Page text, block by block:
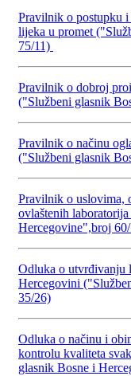
Pravilnik o postupku i
lijeka u promet
75/11)
Pravilnik o dobroj
("Službeni glasnik
Pravilnik o načinu
("Službeni glasnik
Pravilnik o uslovima,
ovlaštenih
Hercegovine",broj
Odluka o utvrđivanju
Hercegovini
35/26)
Odluka o načinu i
kontrolu kvaliteta
glasnik Bosne i